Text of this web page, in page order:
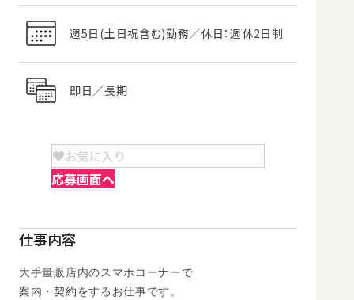
週5日(土日祝含む)勤務／休日：週休2日制
即日／長期
お気に入り
応募画面へ
仕事内容
大手量販店内のスマホコーナーで
案内・契約をするお仕事です。